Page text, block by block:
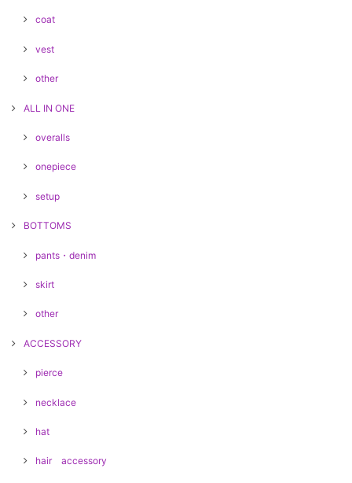
coat
vest
other
ALL IN ONE
overalls
onepiece
setup
BOTTOMS
pants・denim
skirt
other
ACCESSORY
pierce
necklace
hat
hair accessory